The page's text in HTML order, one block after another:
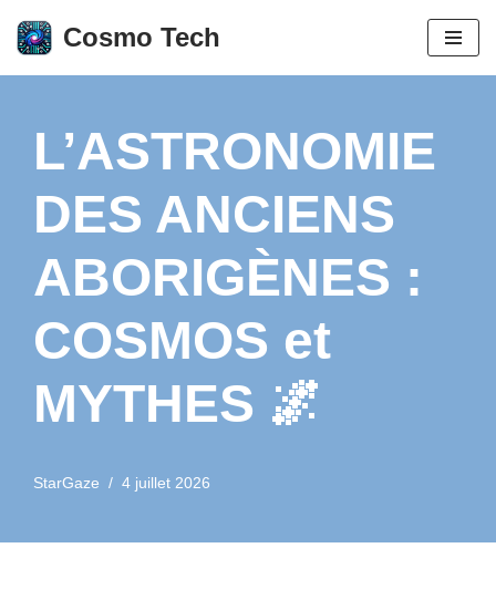
Aller
Cosmo Tech
L’ASTRONOMIE
DES ANCIENS
ABORIGÈNES :
COSMOS et
MYTHES 🌌
StarGaze 4 juillet 2026